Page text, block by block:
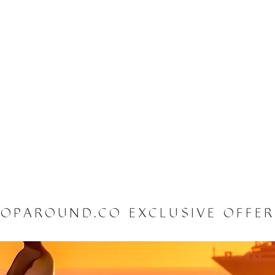
EXCLUSIVE